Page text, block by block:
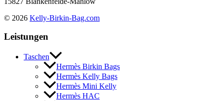
© 2026 Kelly-Birkin-Bag.com
Leistungen
Taschen
Hermès Birkin Bags
Hermès Kelly Bags
Hermès Mini Kelly
Hermès HAC